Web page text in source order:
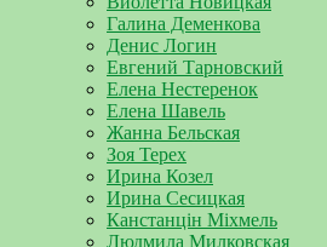
Галина Деменкова
Денис Логин
Евгений Тарновский
Елена Нестеренок
Елена Шавель
Жанна Бельская
Зоя Терех
Ирина Козел
Ирина Сесицкая
Канстанцін Міхмель
Людмила Милковская